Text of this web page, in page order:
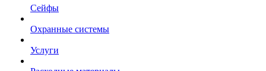
Сейфы
Охранные системы
Услуги